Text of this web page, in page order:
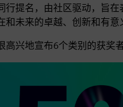
行提名，由社区驱动，旨在
和未来的卓越、创新和有意
高兴地宣布6个类别的获奖者